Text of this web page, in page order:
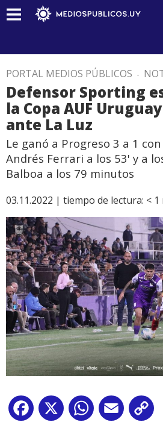
PORTAL MEDIOS PÚBLICOS .
Defensor Sporting
la Copa AUF
ante La Luz
Le ganó a Progreso 3 a 1
Andrés Ferrari a los 53' y a
Balboa a los 79 minutos
03.11.2022 | tiempo de lectura: < 1
Facebook
X WhatsApp
Email